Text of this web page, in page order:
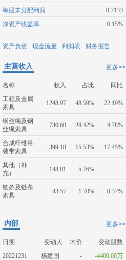
每股未分配利润
0.7133
净资产收益率
0.15%
资产负债 现金流量 利润表 财务报告
更多>>
主营收入
名称 收入 占比
同比
工程及金属
索具
1248.97 48.59% 22.19%
钢丝绳及钢
丝绳索具
730.60 28.42% 4.78%
合成纤维吊
装带索具
399.18 15.53% 17.45%
其他（补
充）
148.01 5.76% --
链条及链条
索具
43.57 1.70% 0.37%
更多>>
内部
日期 变动人 均价
变动股数
20221231
杨建国 -
-4400.00万